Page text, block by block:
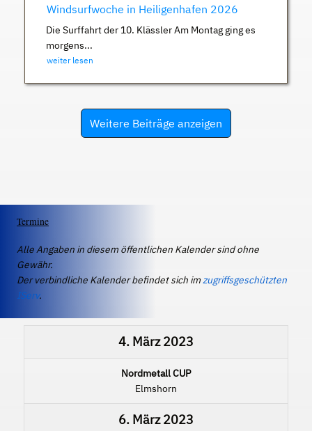
Windsurfwoche in Heiligenhafen 2026
Die Surffahrt der 10. Klässler Am Montag ging es
morgens...
weiter lesen
Weitere Beiträge anzeigen
Termine
Alle Angaben in diesem öffentlichen Kalender sind ohne
Gewähr.
Der verbindliche Kalender befindet sich imzugriffsgeschützten
IServ.
4. März 2023
Nordmetall CUP
Elmshorn
6. März 2023